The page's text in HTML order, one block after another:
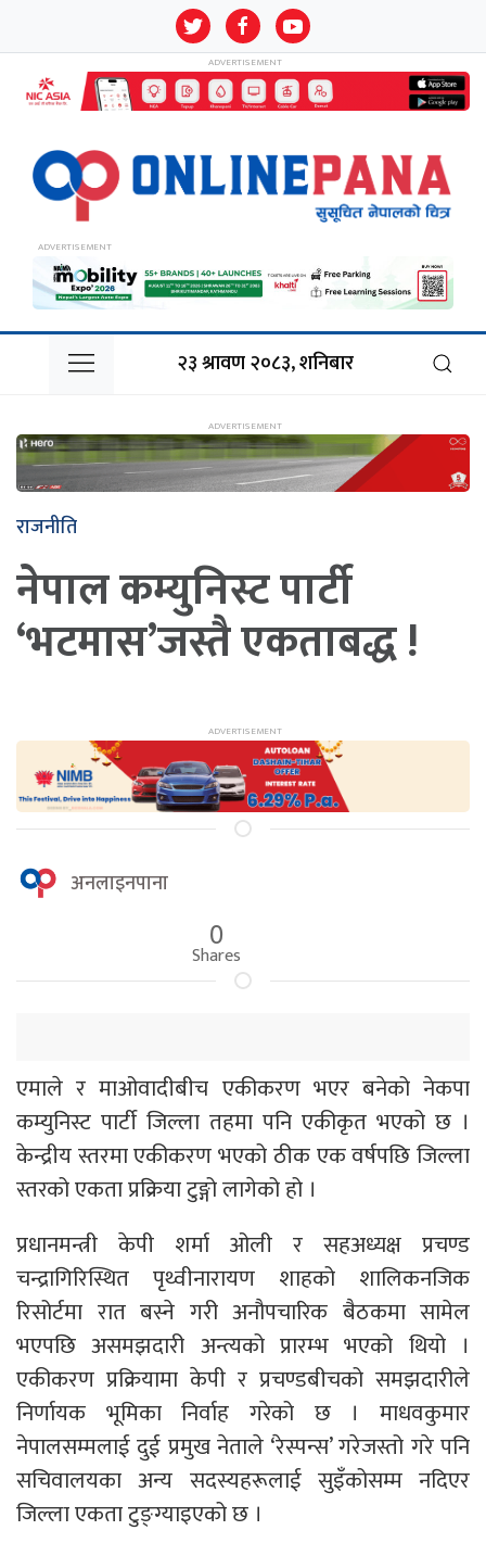
२३ श्रावण २०८३, शनिबार
राजनीति
नेपाल कम्युनिस्ट पार्टी
‘भटमास’जस्तै एकताबद्ध !
अनलाइनपाना
0
Shares
एमाले र माओवादीबीच एकीकरण भएर बनेको नेकपा
कम्युनिस्ट पार्टी जिल्ला तहमा पनि एकीकृत भएको छ ।
केन्द्रीय स्तरमा एकीकरण भएको ठीक एक वर्षपछि जिल्ला
स्तरको एकता प्रक्रिया टुङ्गो लागेको हो ।
प्रधानमन्त्री केपी शर्मा ओली र सहअध्यक्ष प्रचण्ड
चन्द्रागिरिस्थित पृथ्वीनारायण शाहको शालिकनजिक
रिसोर्टमा रात बस्ने गरी अनौपचारिक बैठकमा सामेल
भएपछि असमझदारी अन्त्यको प्रारम्भ भएको थियो ।
एकीकरण प्रक्रियामा केपी र प्रचण्डबीचको समझदारीले
निर्णायक भूमिका निर्वाह गरेको छ । माधवकुमार
नेपालसम्मलाई दुई प्रमुख नेताले ‘रेस्पन्स’ गरेजस्तो गरे पनि
सचिवालयका अन्य सदस्यहरूलाई सुइँकोसम्म नदिएर
जिल्ला एकता टुङ्ग्याइएको छ ।